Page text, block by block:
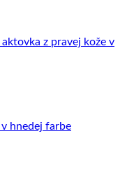
v hnedej farbe